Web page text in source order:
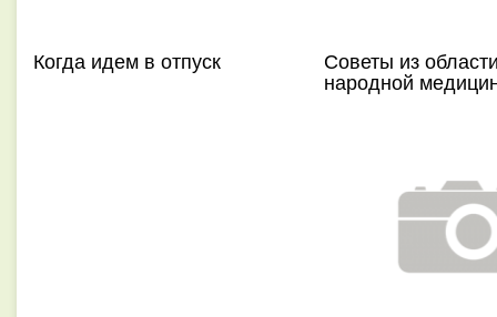
Когда идем в отпуск Советы из
народной